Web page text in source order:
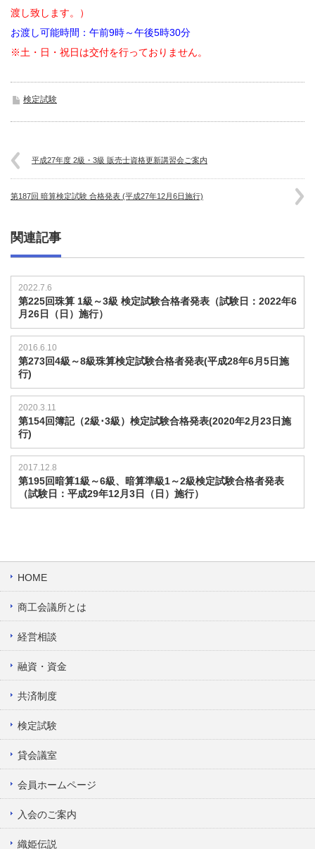
渡し致します。）
お渡し可能時間：午前9時～午後5時30分
※土・日・祝日は交付を行っておりません。
検定試験
平成27年度 2級・3級 販売士資格更新講習会ご案内
第187回 暗算検定試験 合格発表 (平成27年12月6日施行)
関連記事
2022.7.6
第225回珠算 1級～3級 検定試験合格者発表（試験日：2022年6
月26日（日）施行）
2016.6.10
第273回4級～8級珠算検定試験合格者発表(平成28年6月5日施
行)
2020.3.11
第154回簿記（2級･3級）検定試験合格発表(2020年2月23日施
行)
2017.12.8
第195回暗算1級～6級、暗算準級1～2級検定試験合格者発表
（試験日：平成29年12月3日（日）施行）
HOME
商工会議所とは
経営相談
融資・資金
共済制度
検定試験
貸会議室
会員ホームページ
入会のご案内
織姫伝説